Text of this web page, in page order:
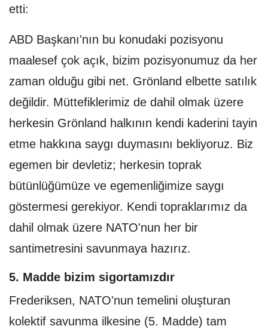
etti:
ABD Başkanı'nın bu konudaki pozisyonu
maalesef çok açık, bizim pozisyonumuz da her
zaman olduğu gibi net. Grönland elbette satılık
değildir. Müttefiklerimiz de dahil olmak üzere
herkesin Grönland halkının kendi kaderini tayin
etme hakkına saygı duymasını bekliyoruz. Biz
egemen bir devletiz; herkesin toprak
bütünlüğümüze ve egemenliğimize saygı
göstermesi gerekiyor. Kendi topraklarımız da
dahil olmak üzere NATO'nun her bir
santimetresini savunmaya hazırız.
5. Madde bizim sigortamızdır
Frederiksen, NATO'nun temelini oluşturan
kolektif savunma ilkesine (5. Madde) tam